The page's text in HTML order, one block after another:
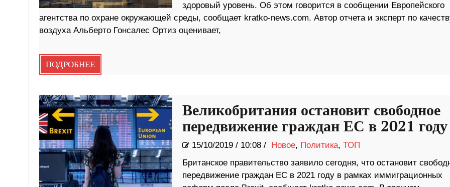
здоровый уровень. Об этом говорится в сообщении Европейского
агентства по охране окружающей среды, сообщает kratko-news.com. Автор отчета и эксперт по
воздуха Альберто Гонсалес Ортиз оценивает,
ПОДРОБНЕЕ
Великобритания остановит свободное
передвижение граждан ЕС в 2021 году
15/10/2019/ 10:08 / Новое, Политика, ТОП
Британское правительство заявило сегодня, что остановит
передвижение граждан ЕС в 2021 году в рамках иммиграционных